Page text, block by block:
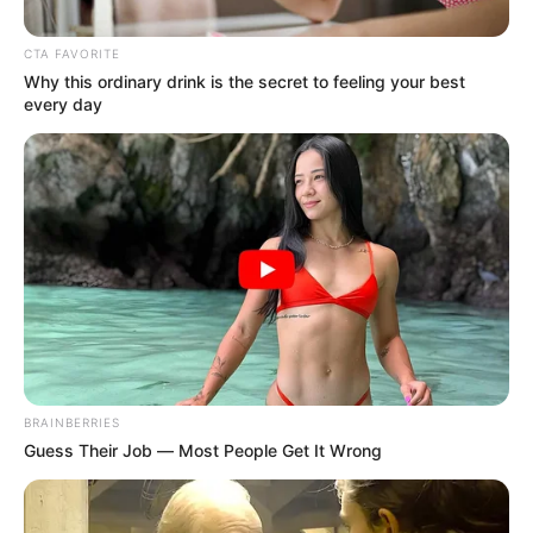
Alcaldía de Mosquera
Festival Internacional de Teatro
Por:
Jhonatan Bello Florez
Noviembre 9, 2024
CTA FAVORITE
Why this ordinary drink is the secret to feeling your best
every day
BRAINBERRIES
Guess Their Job — Most People Get It Wrong